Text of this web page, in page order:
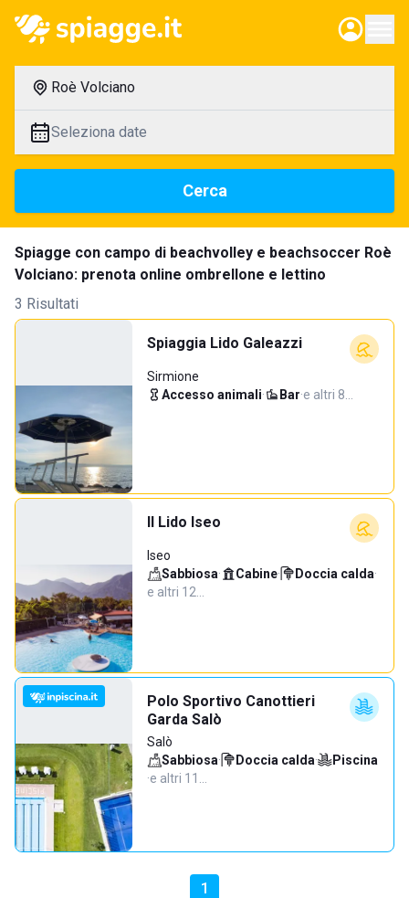
Roè Volciano
Seleziona date
Cerca
Spiagge con campo di beachvolley e beachsoccer Roè
Volciano: prenota online ombrellone e lettino
3 Risultati
Spiaggia Lido Galeazzi
Sirmione
Accesso animali· Bar·e altri 8…
Il Lido Iseo
Iseo
Sabbiosa· Cabine· Doccia calda·
e altri 12…
Polo Sportivo Canottieri
Garda Salò
Salò
Sabbiosa· Doccia calda·
Piscina
·e altri 11…
1